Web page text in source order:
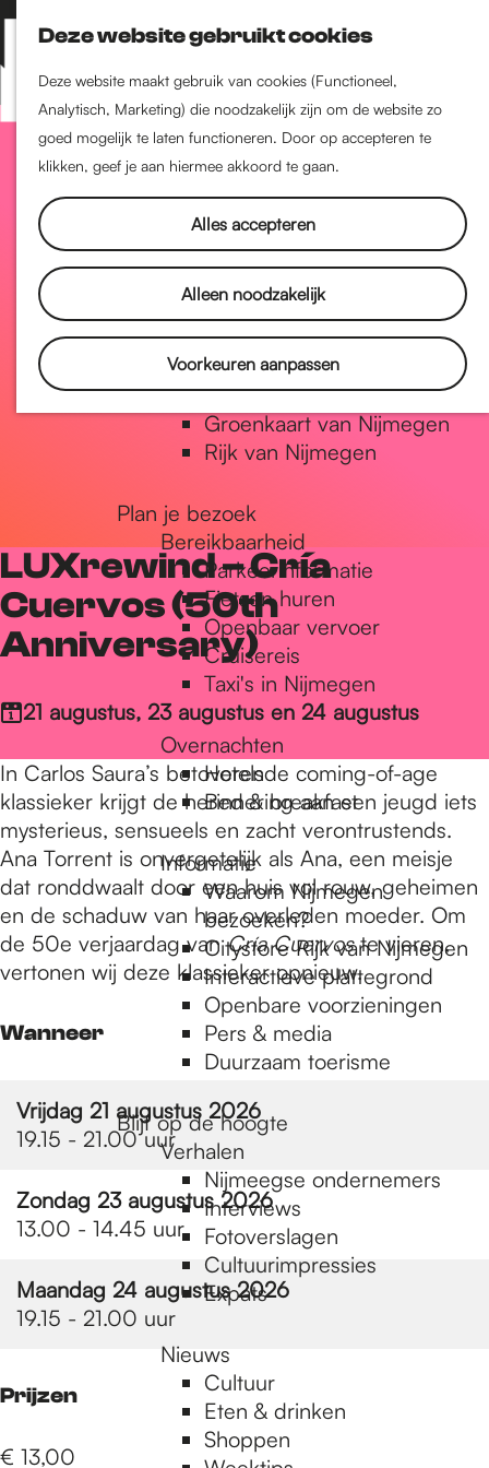
Deze website gebruikt cookies
Deze website maakt gebruik van cookies (Functioneel,
Analytisch, Marketing) die noodzakelijk zijn om de website zo
goed mogelijk te laten functioneren. Door op accepteren te
klikken, geef je aan hiermee akkoord te gaan.
Alles accepteren
Alleen noodzakelijk
Voorkeuren aanpassen
Z
o
e
k
e
K
a
a
r
t
M
e
n
Nijmegen-Nieuw-West
Nijmegen-Oud-West
Dukenburg
Lindenholt
Historie
De oudste stad van
Nederland
Historische tijdlijn
Romeinse Limes
Vrede van Nijmegen Penning
Natuur in Nijmegen
Groenkaart van Nijmegen
Rijk van Nijmegen
Plan je bezoek
Bereikbaarheid
Parkeerinformatie
Fietsen huren
Openbaar vervoer
Cruisereis
Taxi's in Nijmegen
Overnachten
Hotels
Bed & breakfast
Informatie
Waarom Nijmegen
bezoeken?
Citystore Rijk van Nijmegen
Interactieve plattegrond
Openbare voorzieningen
Pers & media
Duurzaam toerisme
Blijf op de hoogte
Verhalen
Nijmeegse ondernemers
Interviews
Fotoverslagen
Cultuurimpressies
Expats
Nieuws
Cultuur
Eten & drinken
Shoppen
LUXrewind – Cría
Cuervos (50th
Anniversary)
21 augustus, 23 augustus en 24 augustus
In Carlos Saura’s betoverende coming-of-age
klassieker krijgt de herinnering aan een jeugd iets
mysterieus, sensueels en zacht verontrustends.
Ana Torrent is onvergetelijk als Ana, een meisje
dat ronddwaalt door een huis vol rouw, geheimen
en de schaduw van haar overleden moeder. Om
de 50e verjaardag vanCría Cuervoste vieren,
vertonen wij deze klassieker opnieuw.
Wanneer
Vrijdag 21 augustus 2026
19.15 - 21.00 uur
Zondag 23 augustus 2026
13.00 - 14.45 uur
Maandag 24 augustus 2026
19.15 - 21.00 uur
Prijzen
€ 13,00